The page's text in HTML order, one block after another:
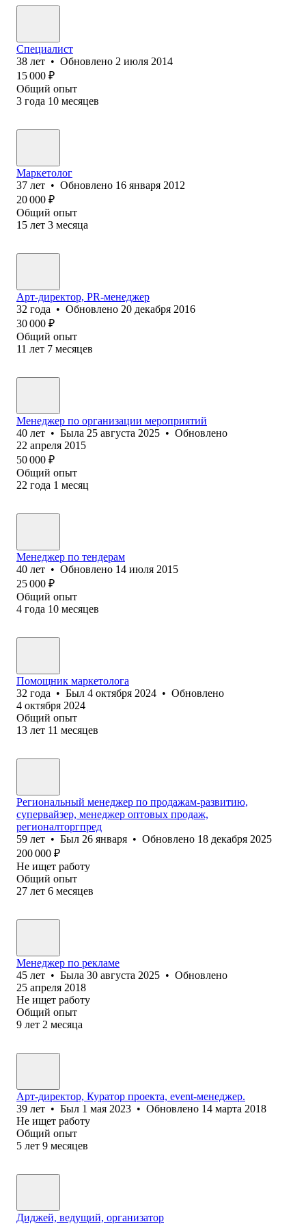
Специалист
38 лет • Обновлено 2 июля 2014
15 000 ₽
Общий опыт
3 года 10 месяцев
Маркетолог
37 лет • Обновлено 16 января 2012
20 000 ₽
Общий опыт
15 лет 3 месяца
Арт-директор, PR-менеджер
32 года • Обновлено 20 декабря 2016
30 000 ₽
Общий опыт
11 лет 7 месяцев
Менеджер по организации мероприятий
40 лет • Была 25 августа 2025 • Обновлено
22 апреля 2015
50 000 ₽
Общий опыт
22 года 1 месяц
Менеджер по тендерам
40 лет • Обновлено 14 июля 2015
25 000 ₽
Общий опыт
4 года 10 месяцев
Помощник маркетолога
32 года • Был 4 октября 2024 • Обновлено
4 октября 2024
Общий опыт
13 лет 11 месяцев
Региональный менеджер по продажам-развитию,
супервайзер, менеджер оптовых продаж,
регионалторгпред
59 лет • Был 26 января • Обновлено 18 декабря 2025
200 000 ₽
Не ищет работу
Общий опыт
27 лет 6 месяцев
Менеджер по рекламе
45 лет • Была 30 августа 2025 • Обновлено
25 апреля 2018
Не ищет работу
Общий опыт
9 лет 2 месяца
Арт-директор, Куратор проекта, event-менеджер.
39 лет • Был 1 мая 2023 • Обновлено 14 марта 2018
Не ищет работу
Общий опыт
5 лет 9 месяцев
Диджей, ведущий, организатор